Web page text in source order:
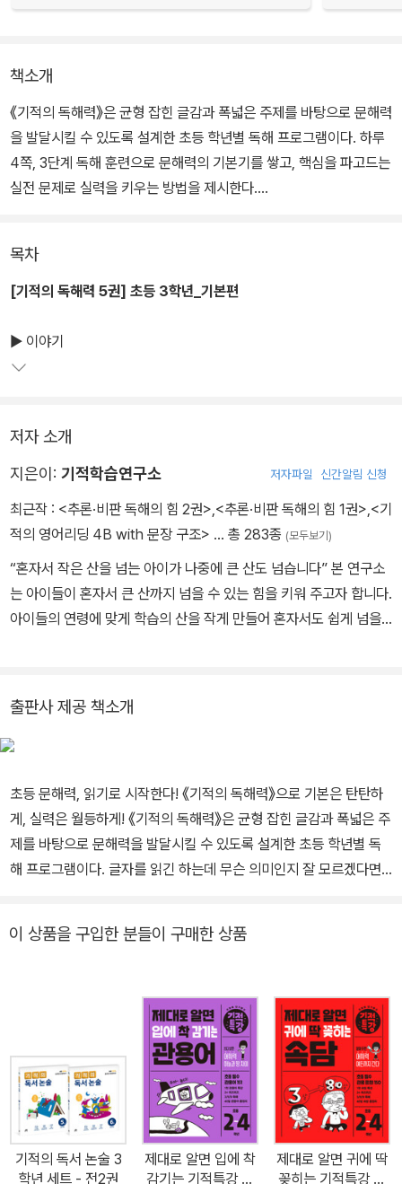
책소개
《기적의 독해력》은 균형 잡힌 글감과 폭넓은 주제를 바탕으로 문해력
을 발달시킬 수 있도록 설계한 초등 학년별 독해 프로그램이다. 하루
4쪽, 3단계 독해 훈련으로 문해력의 기본기를 쌓고, 핵심을 파고드는
실전 문제로 실력을 키우는 방법을 제시한다.
목차
[기적의 독해력 5권] 초등 3학년_기본편
▶ 이야기
저자 소개
지은이: 기적학습연구소 저자파일 신간알림 신청
최근작 : <추론·비판 독해의 힘 2권>,<추론·비판 독해의 힘 1권>,<기
적의 영어리딩 4B with 문장 구조> … 총 283종 (모두보기)
“혼자서 작은 산을 넘는 아이가 나중에 큰 산도 넘습니다” 본 연구소
는 아이들이 혼자서 큰 산까지 넘을 수 있는 힘을 키워 주고자 합니다.
아이들의 연령에 맞게 학습의 산을 작게 만들어 혼자서도 쉽게 넘을
독해의 힘> 외 다수 -영어 분과 대표 저작물 : <기적의 파닉스> <기
적의 영어리딩> 외 다수 -수학 분과 대표 저작물 : <기적의 계산법>
출판사 제공 책소개
초등 문해력, 읽기로 시작한다! 《기적의 독해력》으로 기본은 탄탄하
게, 실력은 월등하게! 《기적의 독해력》은 균형 잡힌 글감과 폭넓은 주
제를 바탕으로 문해력을 발달시킬 수 있도록 설계한 초등 학년별 독
해 프로그램이다. 글자를 읽긴 하는데 무슨 의미인지 잘 모르겠다면,
로 읽어야만 내용을 잘 이해할 수 있고, 그 후 비로소 다양한 문제를
4쪽, 3단계 독해 훈련으로 문해력의 기본기를 쌓고, 핵심을 파고드는
실전 문제로 실력을 키우는 방법을 제시한다. [기본편]은 ‘비법-적용-
정리’로 이어지는 3단계 독해 훈련 기본서이다. 글의 종류를 4가지
(이야기/시/정보가 담긴 글/의견이 담긴 글)로 나누어 학년별 16가지
독해 비법을 전수한다. 아이는 글을 읽는 방법과 필수 유형 문제의 해
결법을 습득하여 실제 독해와 풀이에서 수월하게 활용할 수 있다. 예
비 초등의 경우, 입학 전 꼭 알아야 할 꼼꼼 비법 5가지와 한 문장부터
시작하는 3단계 독해 맛보기를 체험한다. [실력편]은 독해의 완성이
이 상품을 구입한 분들이 구매한 상품
기적의 독서 논술 3
학년 세트 - 전2권
제대로 알면 입에 착
감기는 기적특강 관
제대로 알면 귀에 딱
꽂히는 기적특강 속